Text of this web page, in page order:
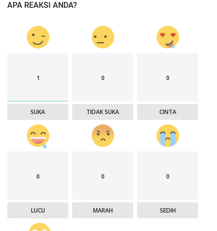
APA REAKSI ANDA?
1
SUKA
0
TIDAK SUKA
0
CINTA
0
LUCU
0
MARAH
0
SEDIH